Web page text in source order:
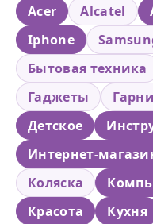
Acer Alcatel
Iphone
Бытовая техника
Гаджеты
Детское
Интернет-
Коляска
Красота
Кухня